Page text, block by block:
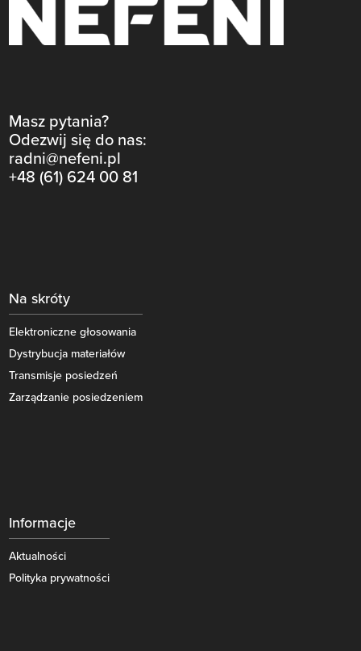
Masz pytania?
Odezwij się do nas:
radni@nefeni.pl
+48 (61) 624 00 81
Na skróty
Elektroniczne głosowania
Dystrybucja materiałów
Transmisje posiedzeń
Zarządzanie posiedzeniem
Informacje
Aktualności
Polityka prywatności